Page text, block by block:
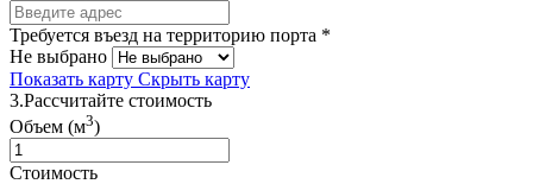
Требуется въезд на территорию порта *
Не выбрано
Показать карту Скрыть карту
3.Рассчитайте стоимость
Объем (м3)
Стоимость